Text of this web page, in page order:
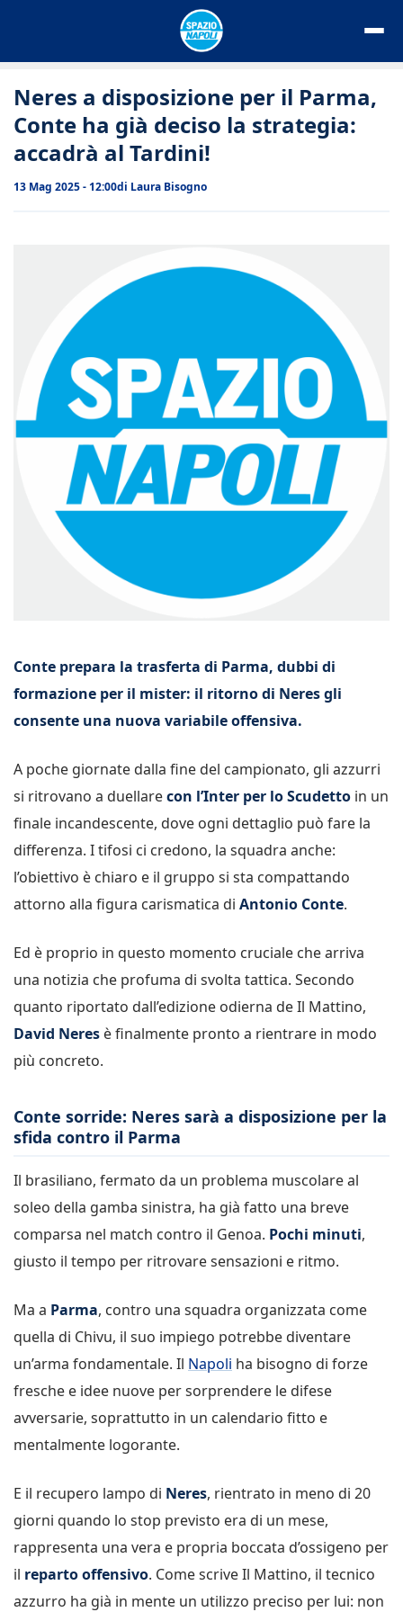
Neres a disposizione per il Parma,
Conte ha già deciso la strategia:
accadrà al Tardini!
13 Mag 2025 - 12:00di Laura Bisogno
Conte prepara la trasferta di Parma, dubbi di
formazione per il mister: il ritorno di Neres gli
consente una nuova variabile offensiva.
A poche giornate dalla fine del campionato, gli azzurri
si ritrovano a duellarecon l’Inter per lo Scudetto in un
finale incandescente, dove ogni dettaglio può fare la
differenza. I tifosi ci credono, la squadra anche:
l’obiettivo è chiaro e il gruppo si sta compattando
attorno alla figura carismatica di Antonio Conte.
Ed è proprio in questo momento cruciale che arriva
una notizia che profuma di svolta tattica. Secondo
quanto riportato dall’edizione odierna de Il Mattino,
David Neres è finalmente pronto a rientrare in modo
più concreto.
Conte sorride: Neres sarà a disposizione per la
sfida contro il Parma
Il brasiliano, fermato da un problema muscolare al
soleo della gamba sinistra, ha già fatto una breve
comparsa nel match contro il Genoa. Pochi minuti,
giusto il tempo per ritrovare sensazioni e ritmo.
Ma a Parma, contro una squadra organizzata come
quella di Chivu, il suo impiego potrebbe diventare
un’arma fondamentale. Il Napoli ha bisogno di forze
fresche e idee nuove per sorprendere le difese
avversarie, soprattutto in un calendario fitto e
mentalmente logorante.
E il recupero lampo di Neres, rientrato in meno di 20
giorni quando lo stop previsto era di un mese,
rappresenta una vera e propria boccata d’ossigeno per
il reparto offensivo. Come scrive Il Mattino, il tecnico
azzurro ha già in mente un utilizzo preciso per lui: non